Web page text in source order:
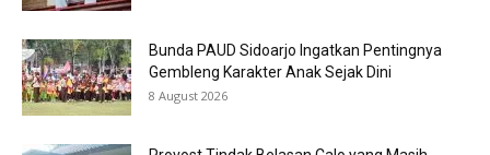
Bunda PAUD Sidoarjo Ingatkan Pentingnya
Gembleng Karakter Anak Sejak Dini
8 August 2026